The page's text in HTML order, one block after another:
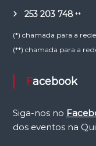
253 203 748**
(*) chamada para a
(**) chamada para a
Facebook
Siga-nos no
dos eventos na